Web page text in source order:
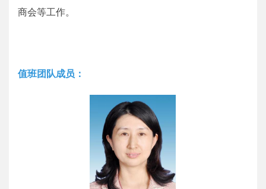
商会等工作。
值班团队成员：